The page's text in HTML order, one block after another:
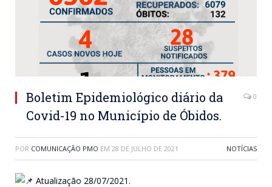
Boletim Epidemiológico diário da
Covid-19 no Município de Óbidos.
0
POR COMUNICAÇÃO PMO EM 28 DE JULHO DE 2021 NOTÍCIAS
Atualização 28/07/2021.